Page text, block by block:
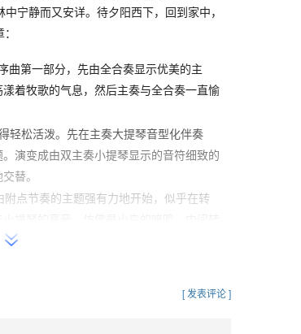
宁静而又安详。待夕阳西下，回到家中，
曲第一部分，先由全合奏显示优美的主
着牧歌的气息，然后主奏与全合奏一直愉
轻松活泼。先在主奏大提琴音型化伴奏
演变成由双主奏小提琴显示的音符细致的
替。
点节奏的主题强有力地开始，似乎在转
。
[ 发表评论 ]